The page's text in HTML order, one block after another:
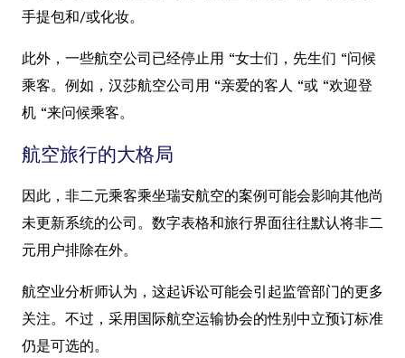
手提包和/或化妆。
此外，一些航空公司已经停止用 “女士们，先生们 “问候
乘客。例如，汉莎航空公司用 “亲爱的客人 “或 “欢迎登
机 “来问候乘客。
航空旅行的大格局
因此，非二元乘客乘坐瑞安航空的案例可能会影响其他尚
未更新系统的公司。数字表格和旅行界面往往默认将非二
元用户排除在外。
航空业分析师认为，这起诉讼可能会引起监管部门的更多
关注。不过，采用国际航空运输协会的性别中立预订标准
仍是可选的。